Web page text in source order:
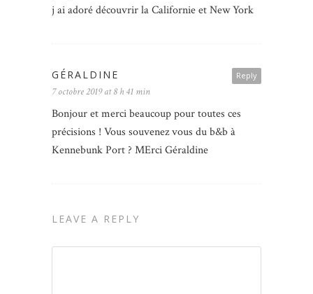
j ai adoré découvrir la Californie et New York
Reply
GÉRALDINE
7 octobre 2019 at 8 h 41 min
Bonjour et merci beaucoup pour toutes ces
précisions ! Vous souvenez vous du b&b à
Kennebunk Port ? MErci Géraldine
LEAVE A REPLY